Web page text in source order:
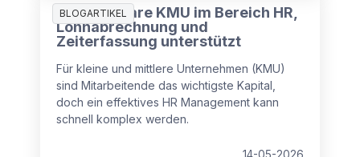
BLOGARTIKEL
Wie Software KMU im Bereich HR,
Lohnabrechnung und
Zeiterfassung unterstützt
Für kleine und mittlere Unternehmen (KMU)
sind Mitarbeitende das wichtigste Kapital,
doch ein effektives HR Management kann
schnell komplex werden.